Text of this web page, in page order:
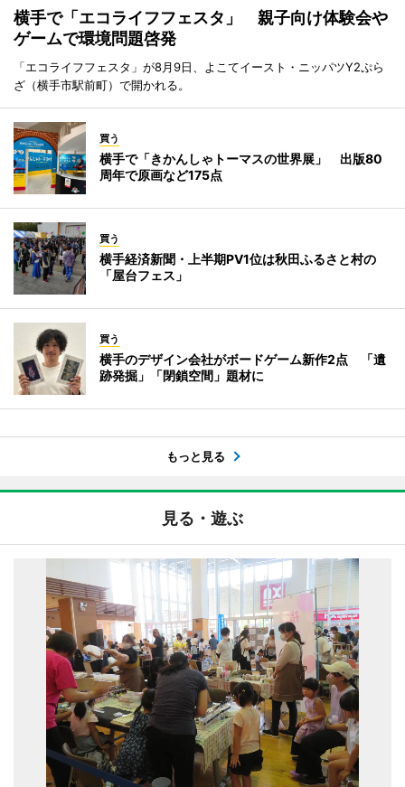
横手で「エコライフフェスタ」 親子向け体験会や
ゲームで環境問題啓発
「エコライフフェスタ」が8月9日、よこてイースト・ニッパツY2ぷら
ざ（横手市駅前町）で開かれる。
買う
横手で「きかんしゃトーマスの世界展」 出版80
周年で原画など175点
買う
横手経済新聞・上半期PV1位は秋田ふるさと村の
「屋台フェス」
買う
横手のデザイン会社がボードゲーム新作2点 「遺
跡発掘」「閉鎖空間」題材に
もっと見る
見る・遊ぶ